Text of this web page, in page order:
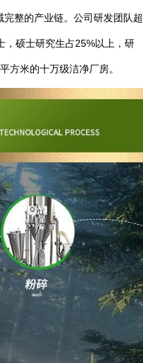
整的产业链。公司研发团队超
，硕士研究生占25%以上，研
平方米的十万级洁净厂房。